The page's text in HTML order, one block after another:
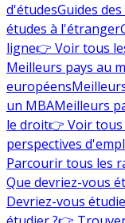
d'étudesGuides
études à l'étranger
ligne👉 Voir tous
Meilleurs pays au
européens
un MBAMeilleurs
le droit👉 Voir tous
perspectives
Parcourir tous les
Que devriez-vous
Devriez-vous